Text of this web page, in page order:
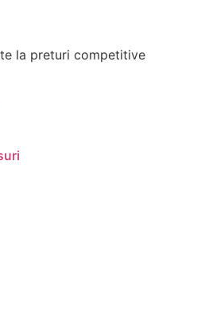
la preturi competitive